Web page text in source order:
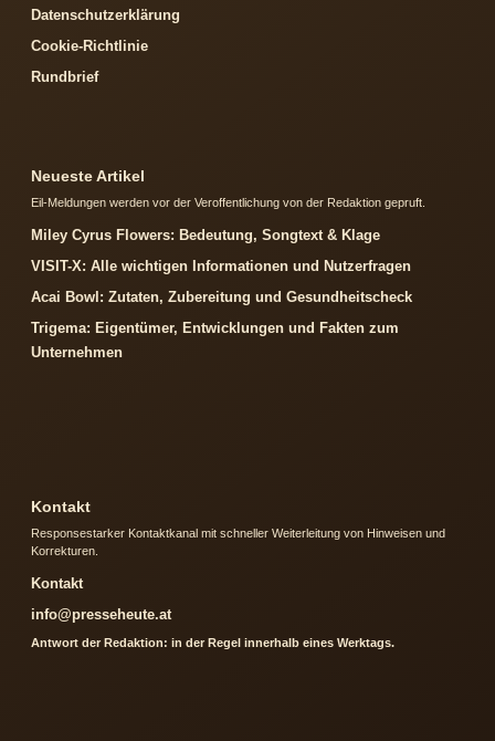
Datenschutzerklärung
Cookie-Richtlinie
Rundbrief
Neueste Artikel
Eil-Meldungen werden vor der Veroffentlichung von der Redaktion gepruft.
Miley Cyrus Flowers: Bedeutung, Songtext & Klage
VISIT-X: Alle wichtigen Informationen und Nutzerfragen
Acai Bowl: Zutaten, Zubereitung und Gesundheitscheck
Trigema: Eigentümer, Entwicklungen und Fakten zum
Unternehmen
Kontakt
Responsestarker Kontaktkanal mit schneller Weiterleitung von Hinweisen und
Korrekturen.
Kontakt
info@presseheute.at
Antwort der Redaktion: in der Regel innerhalb eines Werktags.